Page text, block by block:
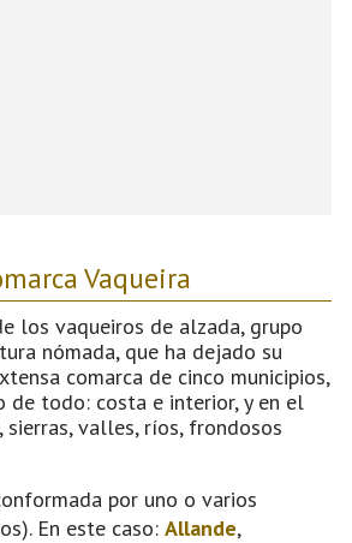
Vaqueira
los vaqueiros de alzada, grupo
nómada, que ha dejado su
comarca de cinco municipios,
de todo: costa e interior, y en el
sierras, valles, ríos, frondosos
por uno o varios
En este caso: Allande,